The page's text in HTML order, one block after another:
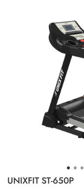
UNIXFIT ST-650P